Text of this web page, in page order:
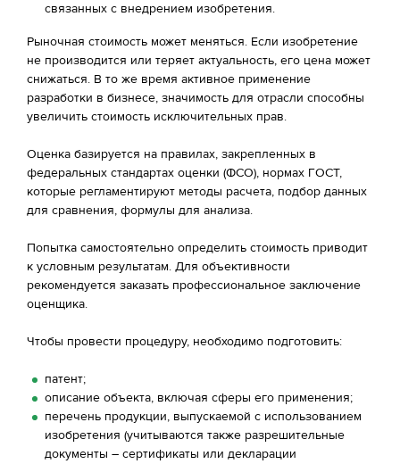
связанных с внедрением изобретения.
Рыночная стоимость может меняться. Если изобретение
не производится или теряет актуальность, его цена может
снижаться. В то же время активное применение
разработки в бизнесе, значимость для отрасли способны
увеличить стоимость исключительных прав.
Оценка базируется на правилах, закрепленных в
федеральных стандартах оценки (ФСО), нормах ГОСТ,
которые регламентируют методы расчета, подбор данных
для сравнения, формулы для анализа.
Попытка самостоятельно определить стоимость приводит
к условным результатам. Для объективности
рекомендуется заказать профессиональное заключение
оценщика.
Чтобы провести процедуру, необходимо подготовить:
патент;
описание объекта, включая сферы его применения;
перечень продукции, выпускаемой с использованием
изобретения (учитываются также разрешительные
документы – сертификаты или декларации